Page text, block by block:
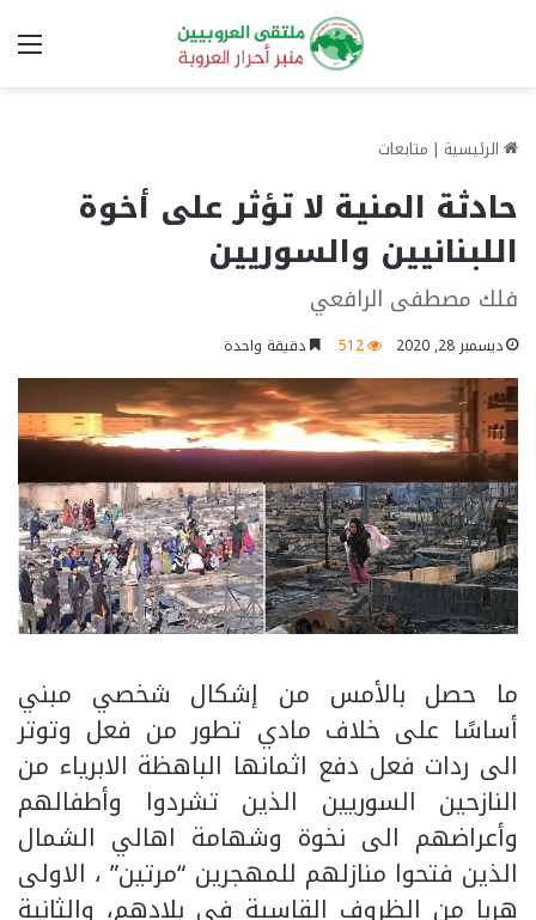
الرئيسية | متابعات
حادثة المنية لا تؤثر على أخوة
اللبنانيين والسوريين
فلك مصطفى الرافعي
ديسمبر 28, 2020 512 دقيقة واحدة
ما حصل بالأمس من إشكال شخصي مبني
أساسًا على خلاف مادي تطور من فعل وتوتر
الى ردات فعل دفع اثمانها الباهظة الابرياء من
النازحين السوريين الذين تشردوا وأطفالهم
وأعراضهم الى نخوة وشهامة اهالي الشمال
الذين فتحوا منازلهم للمهجرين “مرتين” ، الاولى
هربا من الظروف القاسية في بلادهم، والثانية